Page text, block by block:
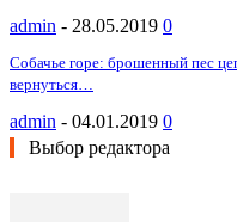
admin - 28.05.2019 0
Собачье горе: брошенный пес
вернуться…
admin - 04.01.2019 0
Выбор редактора